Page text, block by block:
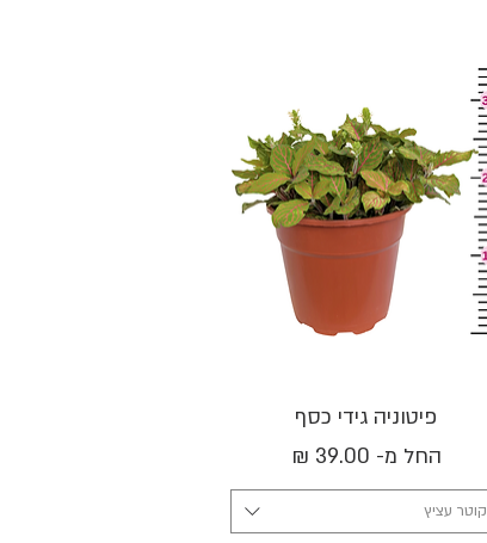
תצוגה מהירה
פיטוניה גידי כסף
החל מ-
מחיר מבצע
קוטר עציץ